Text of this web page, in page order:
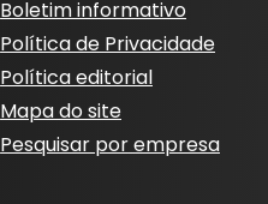
Boletim informativo
Política de Privacidade
Política editorial
Mapa do site
Pesquisar por empresa